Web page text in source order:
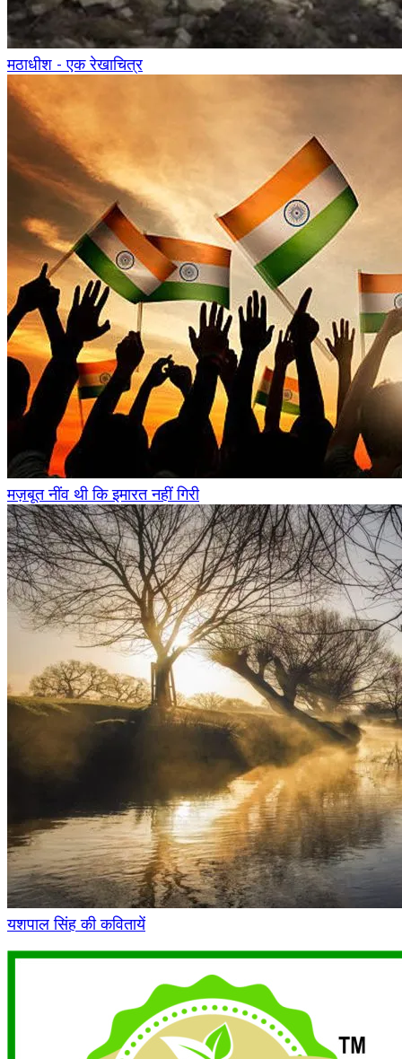
मठाधीश - एक रेखाचित्र
मज़बूत नींव थी कि इमारत नहीं गिरी
यशपाल सिंह की कवितायें